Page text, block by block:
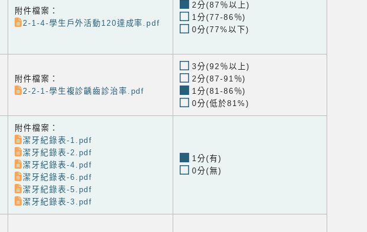
附件檔案：
2-1-4-學生戶外活動120達成率.pdf
2分(87％以上)
1分(77-86％)
0分(77%以下)
附件檔案：
2-2-1-學生複診齲齒診治率.pdf
3分(92％以上)
2分(87-91％)
1分(81-86％)
0分(低於81%)
附件檔案：
潔牙紀錄表-1.pdf
潔牙紀錄表-2.pdf
潔牙紀錄表-4.pdf
潔牙紀錄表-6.pdf
潔牙紀錄表-5.pdf
潔牙紀錄表-3.pdf
1分(有)
0分(無)